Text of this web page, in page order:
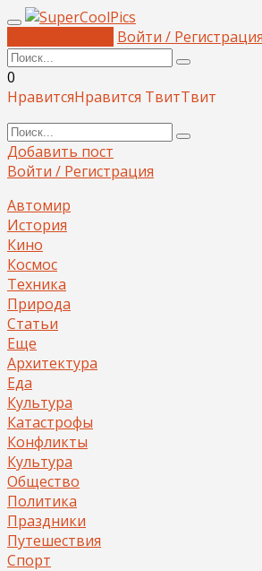
Войти / Регистрация
0
НравитсяНравится ТвитТвит
Добавить пост
Войти / Регистрация
Автомир
История
Кино
Космос
Техника
Природа
Статьи
Еще
Архитектура
Еда
Культура
Катастрофы
Конфликты
Культура
Общество
Политика
Праздники
Путешествия
Спорт